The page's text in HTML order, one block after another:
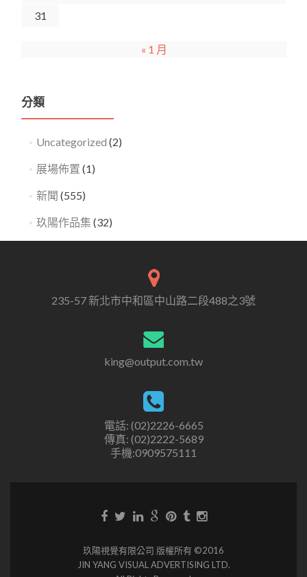
31
« 1 月
分類
Uncategorized (2)
展場佈置 (1)
新聞 (555)
玖陽作品集 (32)
235-57 新北市中和區中山路二段488之3號
king@output.com.tw
電話: (02)2226-6665
傳真: (02)2222-5689
手機:0909575111
玖陽視覺有限公司 版權所有 ©2016
JIN YANG VISUAL ADVERTISING LTD.